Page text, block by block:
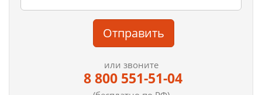
Отправить
или звоните
8 800 551-51-04